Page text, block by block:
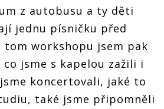
z autobusu a ty děti
jednu písničku před
tom workshopu jsem pak
jsme s kapelou zažili i
koncertovali, jaké to
také jsme připomněli